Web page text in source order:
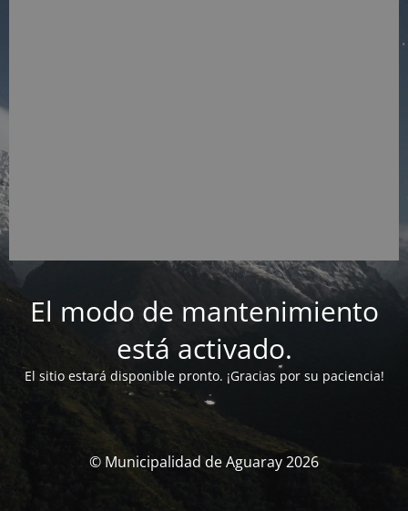
El modo de mantenimiento
está activado.
El sitio estará disponible pronto. ¡Gracias por su paciencia!
© Municipalidad de Aguaray 2026